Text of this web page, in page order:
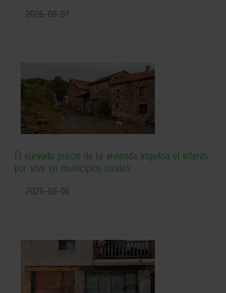
2026-08-07
El elevado precio de la vivienda impulsa el interés
por vivir en municipios rurales
2026-08-06